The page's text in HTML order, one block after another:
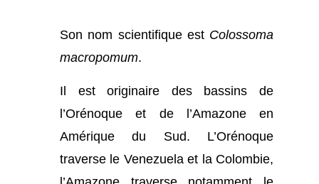
Son nom scientifique est Colossoma
macropomum.
Il est originaire des bassins de
l’Orénoque et de l’Amazone en
Amérique du Sud. L’Orénoque
traverse le Venezuela et la Colombie,